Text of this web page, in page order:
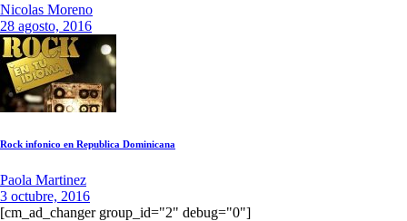
Nicolas Moreno
28 agosto, 2016
Rock infonico en Republica Dominicana
Paola Martinez
3 octubre, 2016
[cm_ad_changer group_id="2" debug="0"]